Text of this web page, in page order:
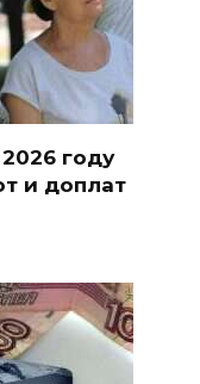
году
и доплат